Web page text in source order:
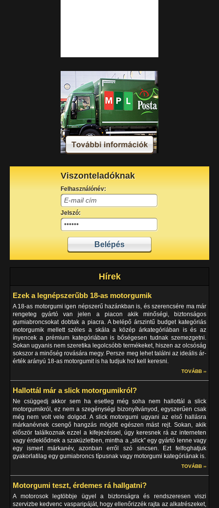
Viszonteladóknak
Felhasználónév:
Jelszó:
Hírek
Ezek a legnépszerűbb 18-as motorgumik
A 18-as motorgumi igen népszerű hazánkban is, és szerencsére ma már
rengeteg gyártó van jelen a piacon akik minőségi, biztonságos
gumiabroncsokat dobtak a piacra. A belépő árszintű budget kategóriás
motorgumik mellett széles a skála a közép árkategóriában is és az
ínyencek a prémium kategóriában is bőségesen tudnak szemezgetni.
Sokan ugyanis nem szeretika legolcsóbb termékeket, hiszen az olcsóság
sokszor a minőség rovására megy. Persze meg lehet találni az ideális ár-
érték arányú 18-as motorgumit is ha tudjuk hol kell keresni.
TOVÁBB ››
Hallottál már a slick motorgumikról?
Ne csüggedj akkor sem ha esetleg még soha nem hallottál a slick
motorgumikról, ez nem a szegénységi bizonyítványod, egyszerűen csak
még nem volt vele dolgod. A slick motorgumi ugyani az első hallásra
márkanévnek csengő hangzás mögött egészen mást rejt. Sokan, akik
először találkoznak ezzel a kifejezéssel, úgy keresnek rá az interneten
vagy érdeklődnek a szaküzletben, mintha a „slick” egy gyártó lenne vagy
egy ismert márkanév, azonban erről szó sincsen. Ezt felfoghatjuk
gyakorlatilag egy gumiabroncs típusnak vagy motorgumi kategóriának is.
TOVÁBB ››
Motorgumi teszt, érdemes rá hallgatni?
A motorosok legtöbbje ügyel a biztonságra és rendszeresen viszi
szervizbe kedvenc vasparipáját, hogy ellenőrizzék rajta az alkatrészeket,